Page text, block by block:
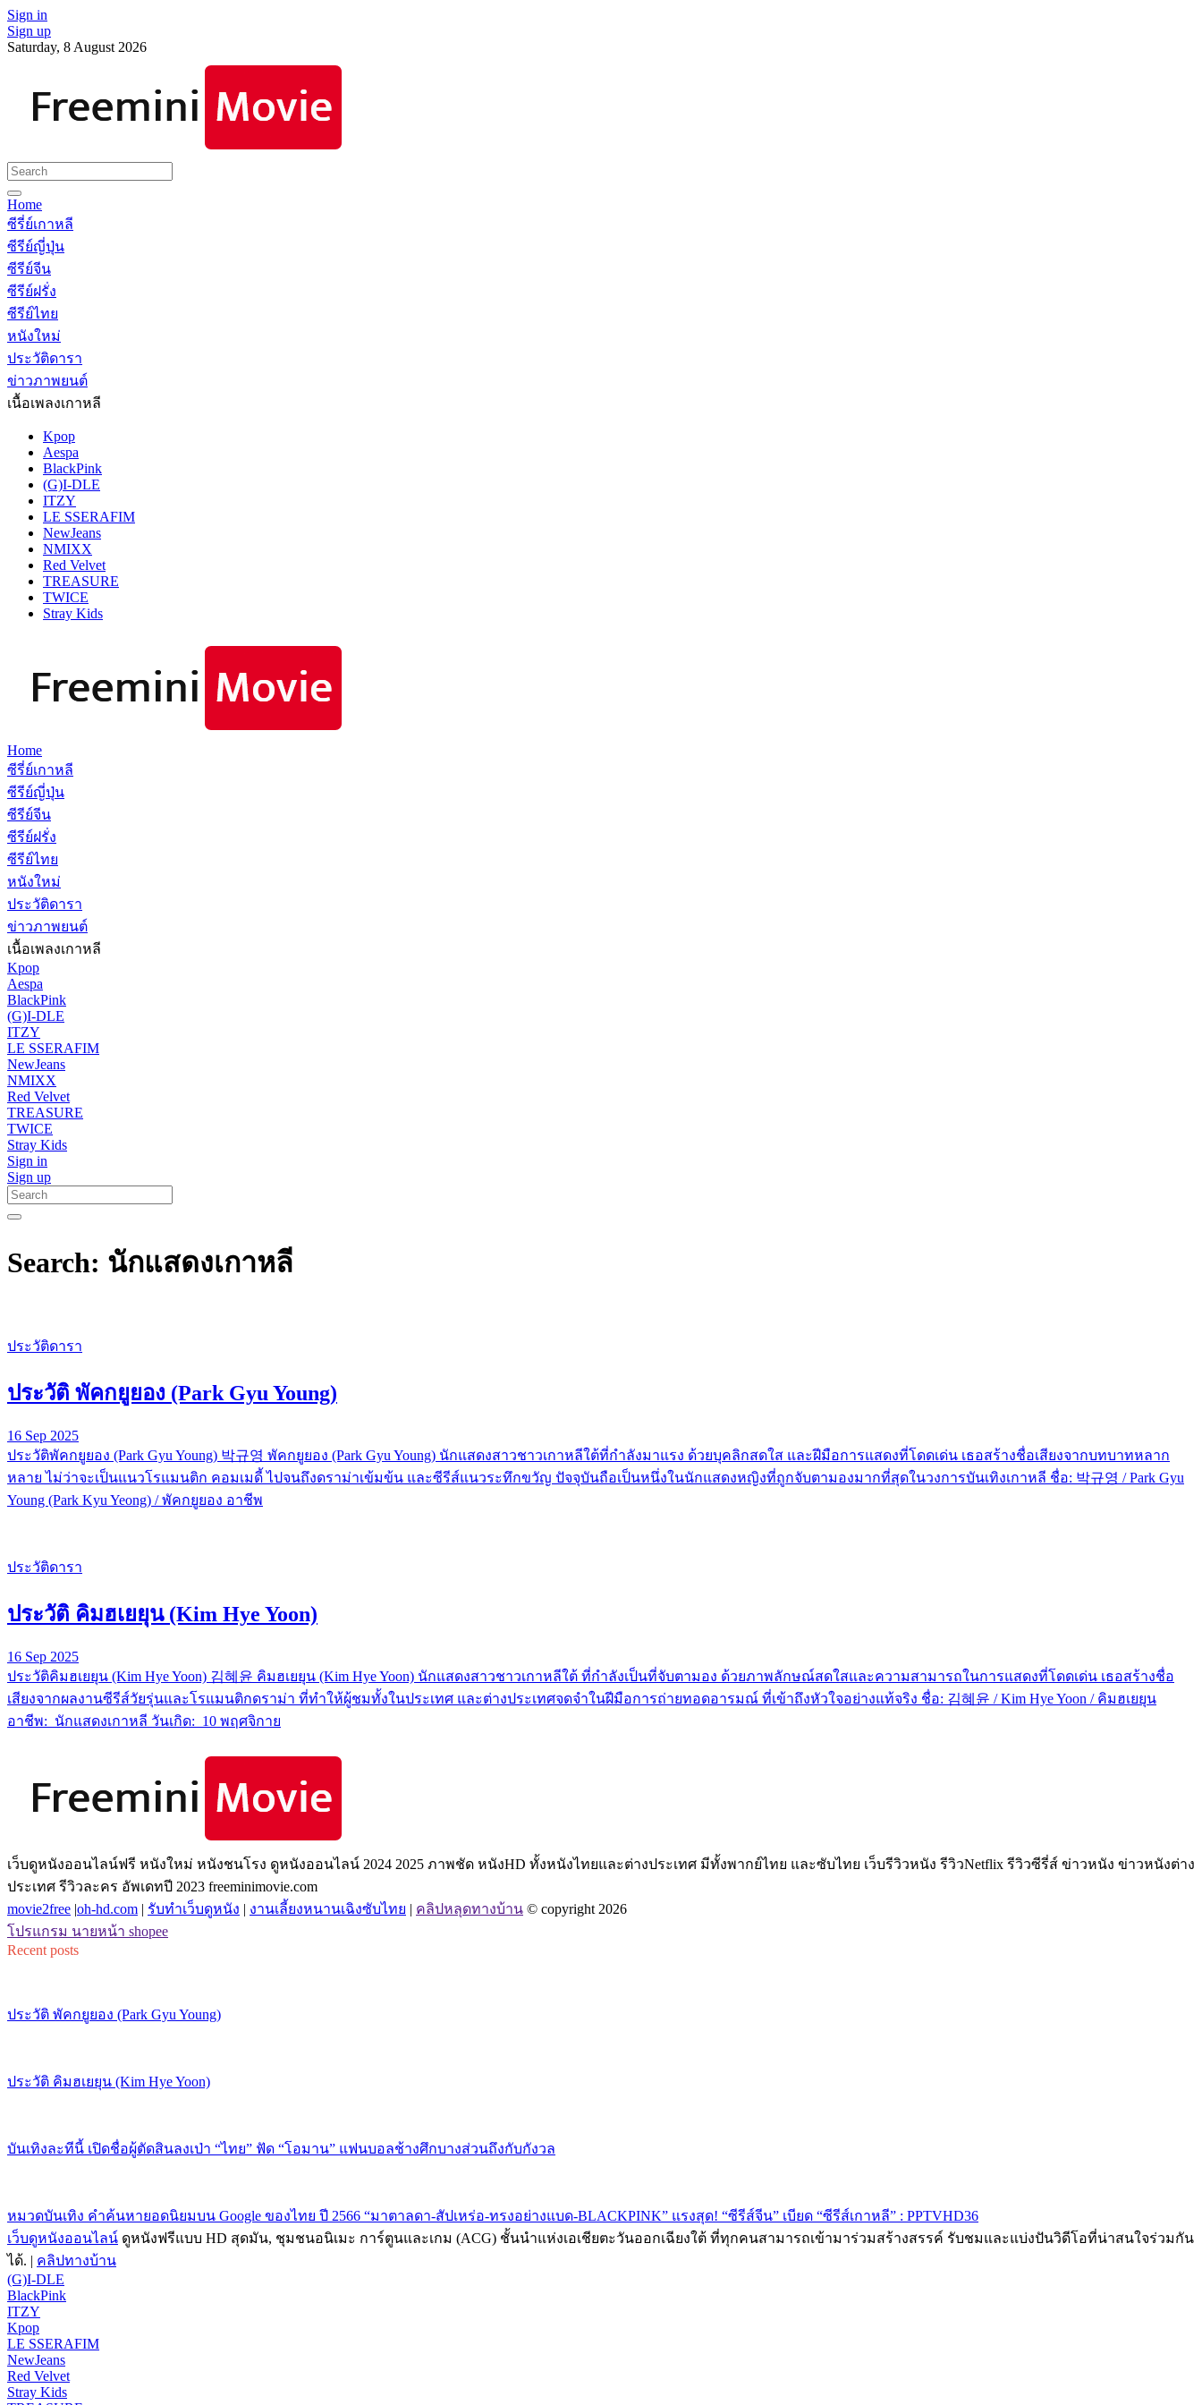
Sign in
Sign up
Saturday, 8 August 2026
Home
ซีรี่ย์เกาหลี
ซีรีย์ญี่ปุ่น
ซีรีย์จีน
ซีรีย์ฝรั่ง
ซีรีย์ไทย
หนังใหม่
ประวัติดารา
ข่าวภาพยนต์
เนื้อเพลงเกาหลี
Kpop
Aespa
BlackPink
(G)I-DLE
ITZY
LE SSERAFIM
NewJeans
NMIXX
Red Velvet
TREASURE
TWICE
Stray Kids
Home
ซีรี่ย์เกาหลี
ซีรีย์ญี่ปุ่น
ซีรีย์จีน
ซีรีย์ฝรั่ง
ซีรีย์ไทย
หนังใหม่
ประวัติดารา
ข่าวภาพยนต์
เนื้อเพลงเกาหลี
Kpop
Aespa
BlackPink
(G)I-DLE
ITZY
LE SSERAFIM
NewJeans
NMIXX
Red Velvet
TREASURE
TWICE
Stray Kids
Sign in
Sign up
Search: นักแสดงเกาหลี
ประวัติดารา
ประวัติ พัคกยูยอง (Park Gyu Young)
16 Sep 2025
ประวัติพัคกยูยอง (Park Gyu Young) 박규영 พัคกยูยอง (Park Gyu Young) นักแสดงสาวชาวเกาหลีใต้ที่กำลังมาแรง ด้วยบุคลิกสดใส และฝีมือการแสดงที่โดดเด่น เธอสร้างชื่อเสียงจากบทบาทหลาก
หลาย ไม่ว่าจะเป็นแนวโรแมนติก คอมเมดี้ ไปจนถึงดราม่าเข้มข้น และซีรีส์แนวระทึกขวัญ ปัจจุบันถือเป็นหนึ่งในนักแสดงหญิงที่ถูกจับตามองมากที่สุดในวงการบันเทิงเกาหลี ชื่อ: 박규영 / Park Gyu
Young (Park Kyu Yeong) / พัคกยูยอง อาชีพ
ประวัติดารา
ประวัติ คิมฮเยยุน (Kim Hye Yoon)
16 Sep 2025
ประวัติคิมฮเยยุน (Kim Hye Yoon) 김혜윤 คิมฮเยยุน (Kim Hye Yoon) นักแสดงสาวชาวเกาหลีใต้ ที่กำลังเป็นที่จับตามอง ด้วยภาพลักษณ์สดใสและความสามารถในการแสดงที่โดดเด่น เธอสร้างชื่อ
เสียงจากผลงานซีรีส์วัยรุ่นและโรแมนติกดราม่า ที่ทำให้ผู้ชมทั้งในประเทศ และต่างประเทศจดจำในฝีมือการถ่ายทอดอารมณ์ ที่เข้าถึงหัวใจอย่างแท้จริง ชื่อ: 김혜윤 / Kim Hye Yoon / คิมฮเยยุน
อาชีพ: นักแสดงเกาหลี วันเกิด: 10 พฤศจิกาย
เว็บดูหนังออนไลน์ฟรี หนังใหม่ หนังชนโรง ดูหนังออนไลน์ 2024 2025 ภาพชัด หนังHD ทั้งหนังไทยและต่างประเทศ มีทั้งพากย์ไทย และซับไทย เว็บรีวิวหนัง รีวิวNetflix รีวิวซีรี่ส์ ข่าวหนัง ข่าวหนังต่าง
ประเทศ รีวิวละคร อัพเดทปี 2023 freeminimovie.com
movie2free |oh-hd.com | รับทำเว็บดูหนัง | งานเลี้ยงหนานเฉิงซับไทย | คลิปหลุดทางบ้าน © copyright 2026
โปรแกรม นายหน้า shopee
Recent posts
ประวัติ พัคกยูยอง (Park Gyu Young)
ประวัติ คิมฮเยยุน (Kim Hye Yoon)
บันเทิงละทีนี้ เปิดชื่อผู้ตัดสินลงเป่า “ไทย” ฟัด “โอมาน” แฟนบอลช้างศึกบางส่วนถึงกับกังวล
หมวดบันเทิง คำค้นหายอดนิยมบน Google ของไทย ปี 2566 “มาตาลดา-สัปเหร่อ-ทรงอย่างแบด-BLACKPINK” แรงสุด! “ซีรีส์จีน” เบียด “ซีรีส์เกาหลี” : PPTVHD36
เว็บดูหนังออนไลน์ ดูหนังฟรีแบบ HD สุดมัน, ชุมชนอนิเมะ การ์ตูนและเกม (ACG) ชั้นนำแห่งเอเชียตะวันออกเฉียงใต้ ที่ทุกคนสามารถเข้ามาร่วมสร้างสรรค์ รับชมและแบ่งปันวิดีโอที่น่าสนใจร่วมกัน
ได้. | คลิปทางบ้าน
(G)I-DLE
BlackPink
ITZY
Kpop
LE SSERAFIM
NewJeans
Red Velvet
Stray Kids